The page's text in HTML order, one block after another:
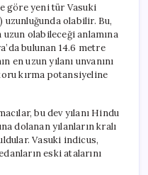
göre yeni tür Vasuki
uzunluğunda olabilir. Bu,
olabileceği anlamına
bulunan 14.6 metre
en uzun yılanı unvanını
kırma potansiyeline
bu dev yılanı Hindu
dolanan yılanların kralı
Vasuki indicus,
eski atalarını